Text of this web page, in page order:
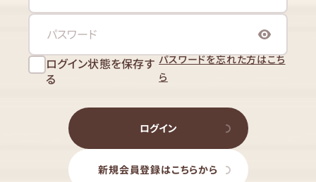
ログイン状態を保存す
る
パスワードを忘れた方はこち
ら
ログイン
新規会員登録はこちらから